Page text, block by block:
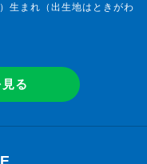
生まれ（出生地はときがわ
る